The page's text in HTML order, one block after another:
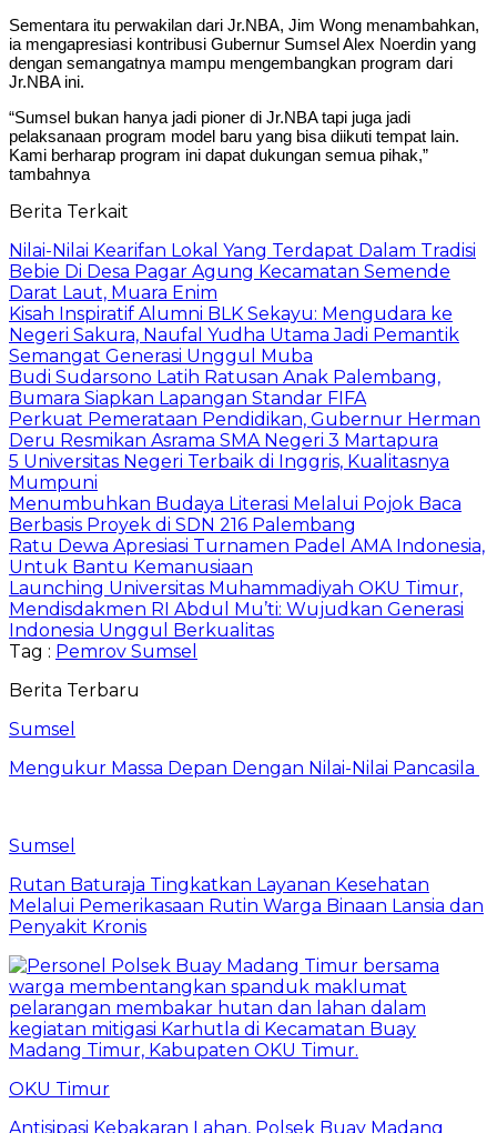
Sementara itu perwakilan dari Jr.NBA, Jim Wong menambahkan,
ia mengapresiasi kontribusi Gubernur Sumsel Alex Noerdin yang
dengan semangatnya mampu mengembangkan program dari
Jr.NBA ini.
“Sumsel bukan hanya jadi pioner di Jr.NBA tapi juga jadi
pelaksanaan program model baru yang bisa diikuti tempat lain.
Kami berharap program ini dapat dukungan semua pihak,”
tambahnya
Berita Terkait
Nilai-Nilai Kearifan Lokal Yang Terdapat Dalam Tradisi
Bebie Di Desa Pagar Agung Kecamatan Semende
Darat Laut, Muara Enim
Kisah Inspiratif Alumni BLK Sekayu: Mengudara ke
Negeri Sakura, Naufal Yudha Utama Jadi Pemantik
Semangat Generasi Unggul Muba
Budi Sudarsono Latih Ratusan Anak Palembang,
Bumara Siapkan Lapangan Standar FIFA
Perkuat Pemerataan Pendidikan, Gubernur Herman
Deru Resmikan Asrama SMA Negeri 3 Martapura
5 Universitas Negeri Terbaik di Inggris, Kualitasnya
Mumpuni
Menumbuhkan Budaya Literasi Melalui Pojok Baca
Berbasis Proyek di SDN 216 Palembang
Ratu Dewa Apresiasi Turnamen Padel AMA Indonesia,
Untuk Bantu Kemanusiaan
Launching Universitas Muhammadiyah OKU Timur,
Mendisdakmen RI Abdul Mu’ti: Wujudkan Generasi
Indonesia Unggul Berkualitas
Tag : Pemrov Sumsel
Berita Terbaru
Sumsel
Mengukur Massa Depan Dengan Nilai-Nilai Pancasila
Sumsel
Rutan Baturaja Tingkatkan Layanan Kesehatan
Melalui Pemerikasaan Rutin Warga Binaan Lansia dan
Penyakit Kronis
OKU Timur
Antisipasi Kebakaran Lahan, Polsek Buay Madang